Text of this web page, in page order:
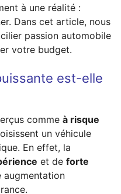
à une réalité :
Dans cet article, nous
passion automobile
votre budget.
est-elle
comme à risque
un véhicule
En effet, la
et de forte
augmentation